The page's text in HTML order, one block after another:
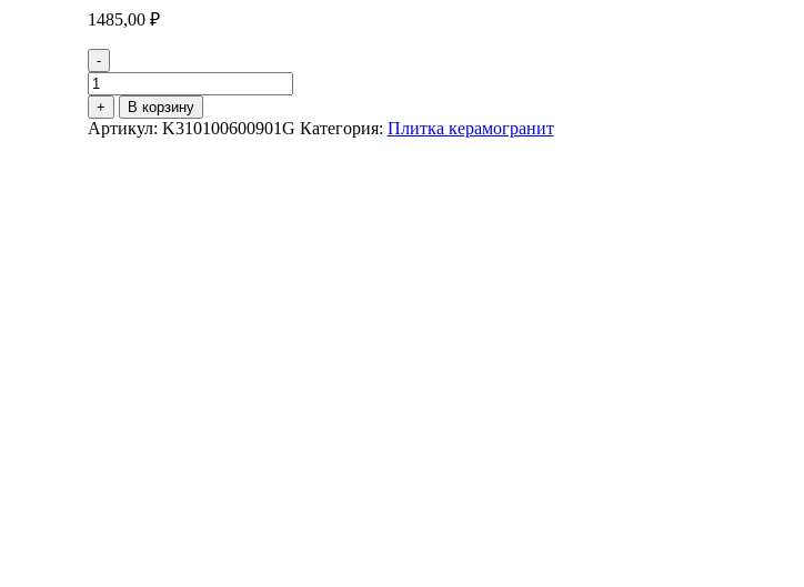
1485,00 ₽
-
Количество
товара
Плитка
керамогранитная
+ В корзину
Артикул: K310100600901G Категория: Плитка керамогранит